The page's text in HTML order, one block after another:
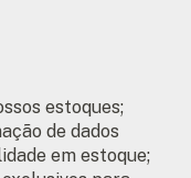
estoques;
de dados
em estoque;